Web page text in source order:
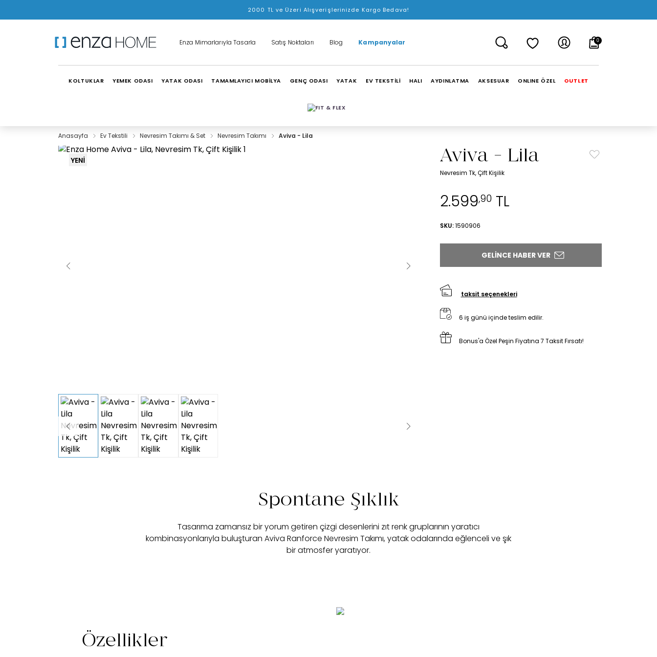
2000 TL ve Üzeri Alışverişlerinizde Kargo Bedava!
Enza Mimarlarıyla Tasarla Satış Noktaları Blog Kampanyalar 0
KOLTUKLAR YEMEK ODASI YATAK ODASI TAMAMLAYICI MOBİLYA GENÇ ODASI YATAK EV TEKSTİLİ HALI AYDINLATMA AKSESUAR ONLINE ÖZEL OUTLET
Anasayfa Ev Tekstili Nevresim Takımı & Set Nevresim Takımı Aviva - Lila
YENİ Aviva - Lila
Nevresim Tk, Çift Kişilik
2.599,90TL
SKU: 1590906
GELINCE HABER VER
taksit seçenekleri
6 iş günü içinde teslim edilir.
Bonus'a Özel Peşin Fiyatına 7 Taksit Fırsatı!
Spontane Şıklık
Tasarıma zamansız bir yorum getiren çizgi desenlerini zıt renk gruplarının yaratıcı
kombinasyonlarıyla buluşturan Aviva Ranforce Nevresim Takımı, yatak odalarında eğlenceli ve şık
bir atmosfer yaratıyor.
Özellikler